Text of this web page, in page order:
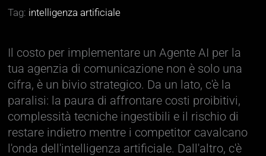
Tag: intelligenza artificiale
Il costo per implementare un Agente AI per la
tua agenzia di comunicazione non è solo una
cifra, è un bivio strategico. Da un lato, c'è la
paralisi: la paura di affrontare costi proibitivi,
complessità tecniche ingestibili e il rischio di
restare indietro mentre i competitor cavalcano
l'onda dell'intelligenza artificiale. Dall'altro, c'è